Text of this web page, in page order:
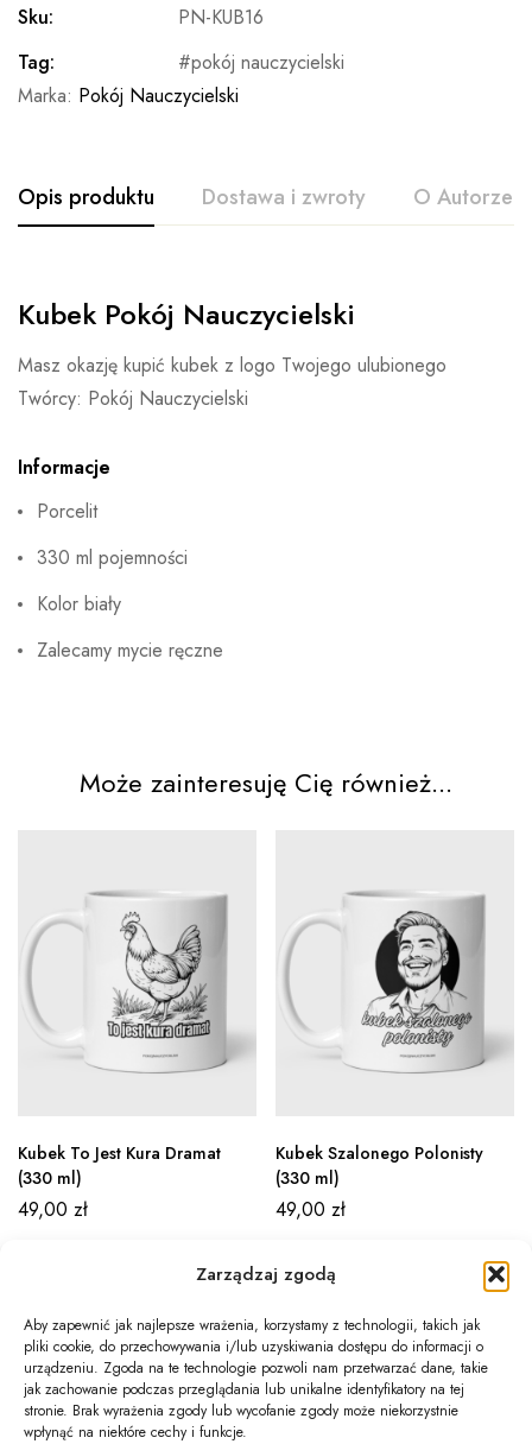
Zarządzaj zgodą
Aby zapewnić jak najlepsze wrażenia, korzystamy z technologii, takich jak
pliki cookie, do przechowywania i/lub uzyskiwania dostępu do informacji o
urządzeniu. Zgoda na te technologie pozwoli nam przetwarzać dane, takie
jak zachowanie podczas przeglądania lub unikalne identyfikatory na tej
stronie. Brak wyrażenia zgody lub wycofanie zgody może niekorzystnie
wpłynąć na niektóre cechy i funkcje.
Sku:
PN-KUB16
Tag:
pokój nauczycielski
Marka: Pokój Nauczycielski
Opis produktu Dostawa i zwroty O Autorze
Kubek Pokój Nauczycielski
Masz okazję kupić kubek z logo Twojego ulubionego
Twórcy: Pokój Nauczycielski
Informacje
Porcelit
330 ml pojemności
Kolor biały
Zalecamy mycie ręczne
Może zainteresuję Cię również...
Kubek To Jest Kura Dramat
(330 ml)
49,00 zł
Kubek Szalonego Polonisty
(330 ml)
49,00 zł
Newsletter
Informacje